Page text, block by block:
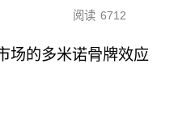
阅读 6712
场的多米诺骨牌效应